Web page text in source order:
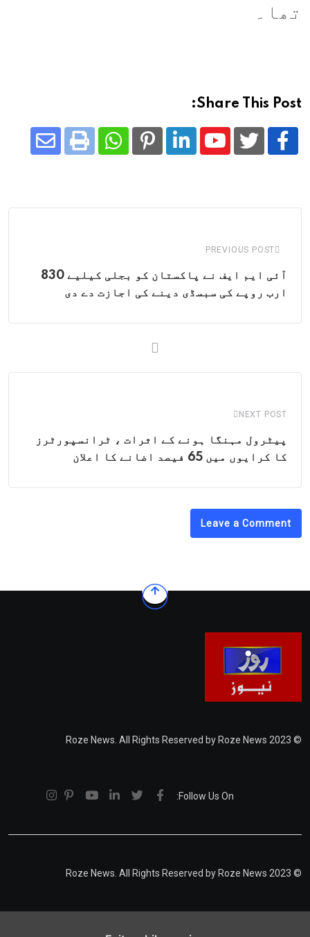
تھا۔
Share This Post:
Youtube
LinkedIn
Pinterest
Whatsapp
Print
PREVIOUS POST
آئی ایم ایف نے پاکستان کو بجلی کیلیے 830
ارب روپے کی سبسڈی دینے کی اجازت دے دی
NEXT POST
پیٹرول مہنگا ہونے کے اثرات ، ٹرانسپورٹرز
کا کرایوں میں 65 فیصد اضانے کا اعلان
Leave a Comment
© 2023 Roze News. All Rights Reserved by Roze News
Follow Us On:
© 2023 Roze News. All Rights Reserved by Roze News